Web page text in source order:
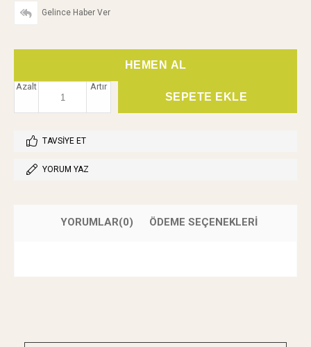
Gelince Haber Ver
Artır
Azalt
TAVSIYE ET
YORUM YAZ
YORUMLAR(0) ÖDEME SEÇENEKLERI